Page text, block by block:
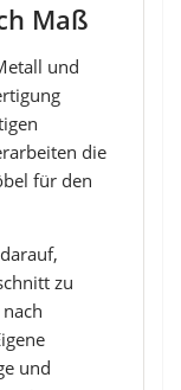
Maß
und
die
für den
zu
und